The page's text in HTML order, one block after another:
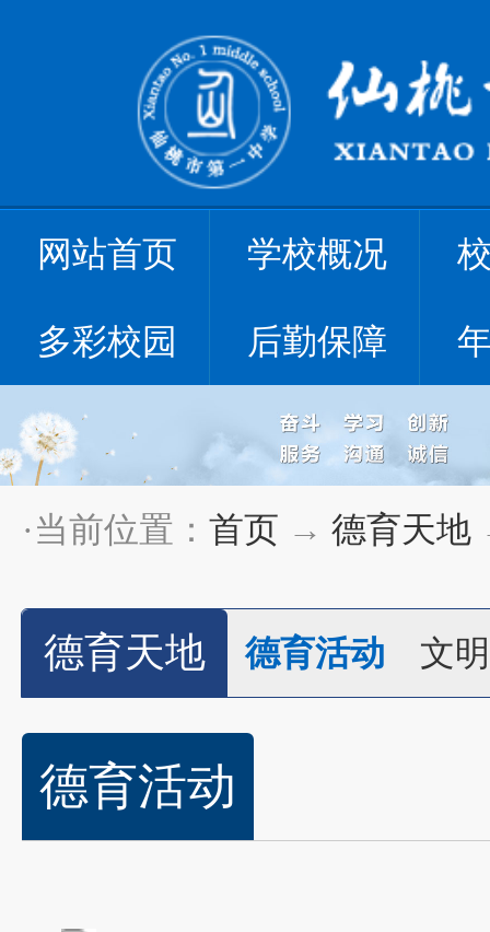
网站首页 学校概况
多彩校园 后勤保障
·当前位置： 首页 → 德育天地
德育天地 德育活动 文
德育活动